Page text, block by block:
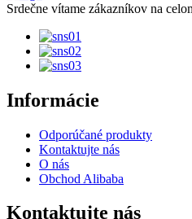
Srdečne vítame zákazníkov na
Informácie
Odporúčané produkty
Kontaktujte nás
O nás
Obchod Alibaba
Kontaktujte nás